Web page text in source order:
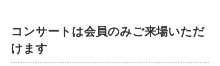
コンサートは会員のみご来場いただ
けます